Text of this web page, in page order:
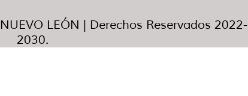
LEÓN | Derechos Reservados 2022-
2030.